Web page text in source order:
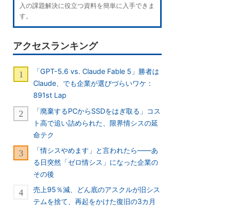
入の課題解決に役立つ資料を簡単に入手できま
す。
アクセスランキング
「GPT-5.6 vs. Claude Fable 5」勝者は
Claude、でも企業が選びづらいワケ：
891st Lap
「廃棄するPCからSSDをはぎ取る」コス
ト高で追い詰められた、限界情シスの延
命テク
「情シスやめます」と言われたら――あ
る日突然「ゼロ情シス」になった企業の
その後
売上95％減、どん底のアスクルが旧シス
テムを捨て、再起をかけた復旧の3カ月